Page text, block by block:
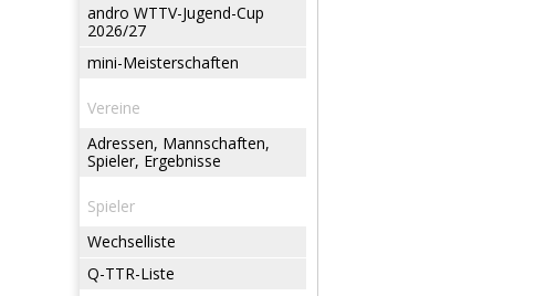
andro WTTV-Jugend-Cup
2026/27
mini-Meisterschaften
Vereine
Adressen, Mannschaften,
Spieler, Ergebnisse
Spieler
Wechselliste
Q-TTR-Liste